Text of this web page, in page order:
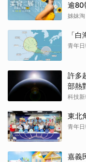
逾80
姊妹淘
「
青年日
許多
部熱
科技新
東北
青年日
嘉義